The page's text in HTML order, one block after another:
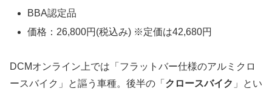
BBA認定品
価格：26,800円(税込み) ※定価は42,680円
DCMオンライン上では「フラットバー仕様のアルミクロ
ースバイク」と謳う車種。後半の「 クロースバイク 」とい